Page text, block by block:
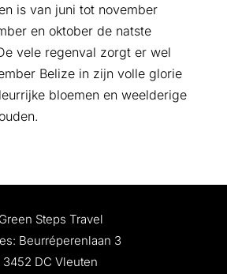
is van juni tot november
en oktober de natste
vele regenval zorgt er wel
Belize in zijn volle glorie
bloemen en weelderige
Green Steps Travel
Beurréperenlaan 3
3452 DC Vleuten